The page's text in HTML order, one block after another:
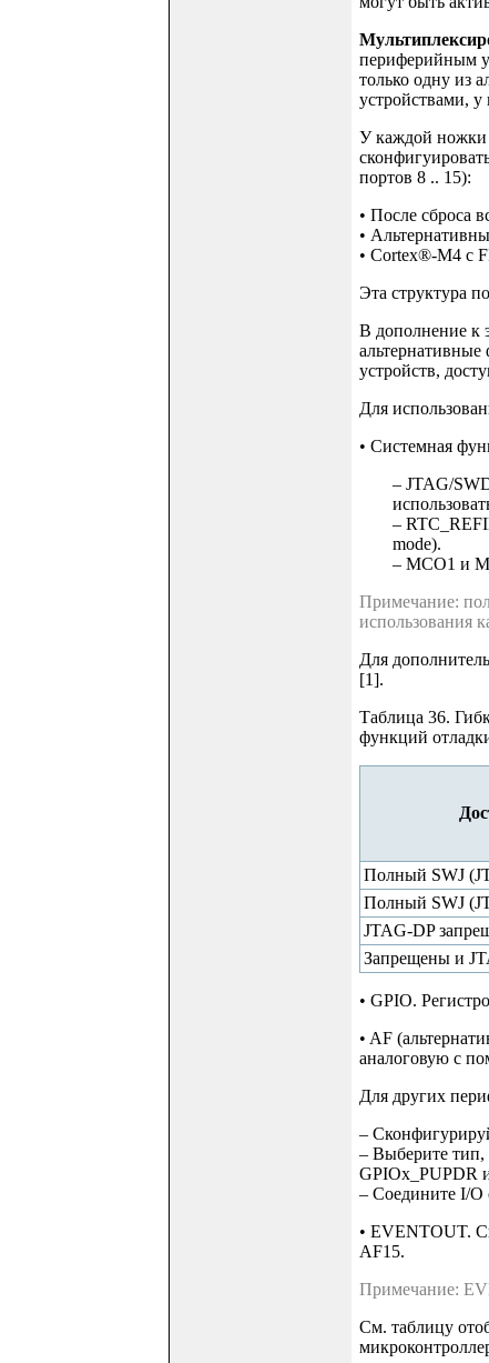
периферийным
только одну из
устройствами, у
У каждой ножки
портов 8 .. 15):
• После сброса
•
• Cortex®-M4 с
Эта структура
В дополнение к
устройств,
Для
• Системная
– JTAG/
–
mode).
– MCO1 и
Примечание:
использования
Для
[1].
Таблица 36.
функций
Полный SWJ
Полный SWJ
JTAG-DP
Запрещены и
• GPIO.
• AF
аналоговую с
Для других
–
– Выберите тип,
GPIOx_PUPDR
– Соедините I/
• EVENTOUT.
AF15.
Примечание:
См. таблицу